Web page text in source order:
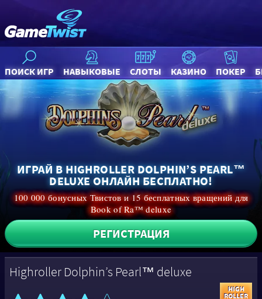
ПОИСК ИГР НАВЫКОВЫЕ СЛОТЫ КАЗИНО ПОКЕР
ИГРАЙ В HIGHROLLER DOLPHIN’S PEARL™
DELUXE ОНЛАЙН БЕСПЛАТНО!
100 000 бонусных Твистов и 15 бесплатных вращений для
Book of Ra™ deluxe
РЕГИСТРАЦИЯ
Highroller Dolphin’s Pearl™ deluxe